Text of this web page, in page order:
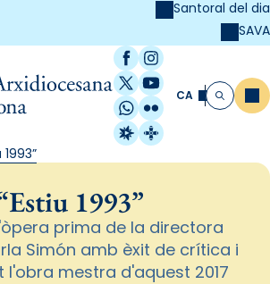
Santoral del dia
SAVA
Facebook
Instagram
X / Twitter
YouTube
WhatsApp
Flickr
Radio Estel
Catalunya
CA Cerca
1993”
1993”
prima de la directora
Simón amb èxit de crítica i
l'obra mestra d'aquest 2017